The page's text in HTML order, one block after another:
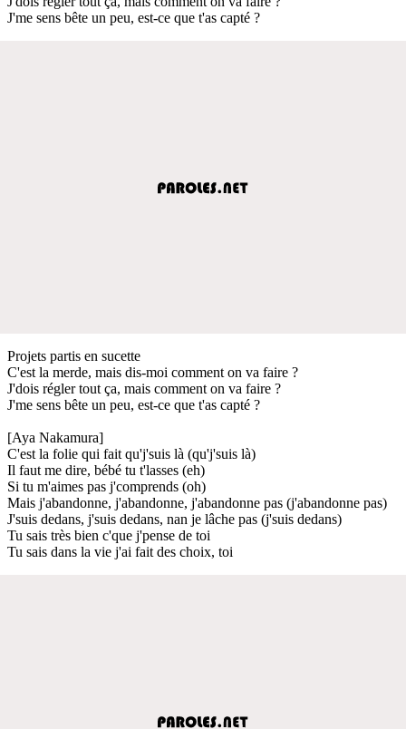
J'me sens bête un peu, est-ce que t'as capté ?
Projets partis en sucette
C'est la merde, mais dis-moi comment on va faire ?
J'dois régler tout ça, mais comment on va faire ?
J'me sens bête un peu, est-ce que t'as capté ?
[Aya Nakamura]
C'est la folie qui fait qu'j'suis là (qu'j'suis là)
Il faut me dire, bébé tu t'lasses (eh)
Si tu m'aimes pas j'comprends (oh)
Mais j'abandonne, j'abandonne, j'abandonne pas (j'abandonne pas)
J'suis dedans, j'suis dedans, nan je lâche pas (j'suis dedans)
Tu sais très bien c'que j'pense de toi
Tu sais dans la vie j'ai fait des choix, toi